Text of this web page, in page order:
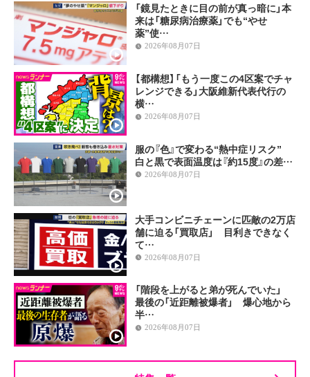
「鏡見たときに目の前が真っ暗に」本
来は「糖尿病治療薬」でも“やせ
薬”使…
2026年08月07日
【都構想】「もう一度この4区案でチャ
レンジできる」大阪維新代表代行の
横…
2026年08月07日
服の『色』で変わる“熱中症リスク”
白と黒で表面温度は『約15度』の差…
2026年08月07日
大手コンビニチェーンに匹敵の2万店
舗に迫る「買取店」 目利きできなく
て…
2026年08月07日
「階段を上がると弟が死んでいた」
最後の「近距離被爆者」 爆心地から
半…
2026年08月07日